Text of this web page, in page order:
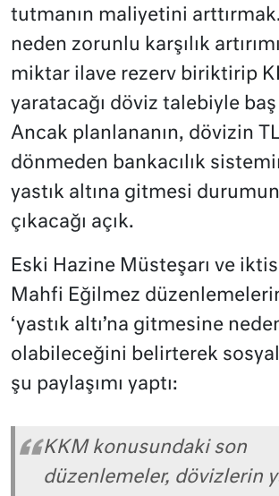
tutmanın maliyetini
neden zorunlu karşılık
miktar ilave rezerv biriktirip
yaratacağı döviz talebiyle
Ancak planlananın, dövizin
dönmeden bankacılık
yastık altına gitmesi
çıkacağı açık.
Eski Hazine Müsteşarı ve
Mahfi Eğilmez
‘yastık altı’na gitmesine
olabileceğini belirterek
şu paylaşımı yaptı:
KKM konusundaki son
düzenlemeler, dövizlerin